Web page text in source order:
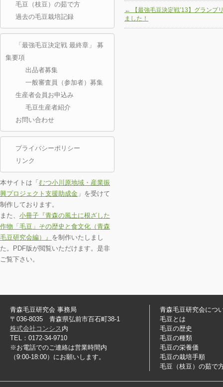
←
【最強毛豆決定戦’13】グランプ
ました！
毛豆（枝豆）の茹で方
過去の毛豆栽培記録
「最強毛豆決定戦 最終章」 募
集要項
出品者募集
一般審査員（参加者）募集
生産者会員お申込み
毛豆生産者紹介
お問い合わせ
プライバシーポリシー
リンク
本サイトは「 むつ小川原地域・産業振
興プロジェクト支援助成金 」を受けて
制作しております。
また、 小冊子『青森の風土に根ざした
作物「毛豆」その歴史と食文化（青森
毛豆研究会編）』 を制作いたしまし
た。PDF版が閲覧いただけます。是非
ご覧下さい。
青森毛豆研究会 事務局
〒036-8035 青森県弘前市百石町38-1
株式会社コンシス 内
TEL：0172-34-9710
※お電話でのご連絡は営業時間内
（9:00-18:00）にお願いします。
青森毛豆研究会につ
毛豆とは
毛豆の歴史
毛豆の種類
毛豆の栄養価
毛豆の栽培手順
毛豆（枝豆）の茹で